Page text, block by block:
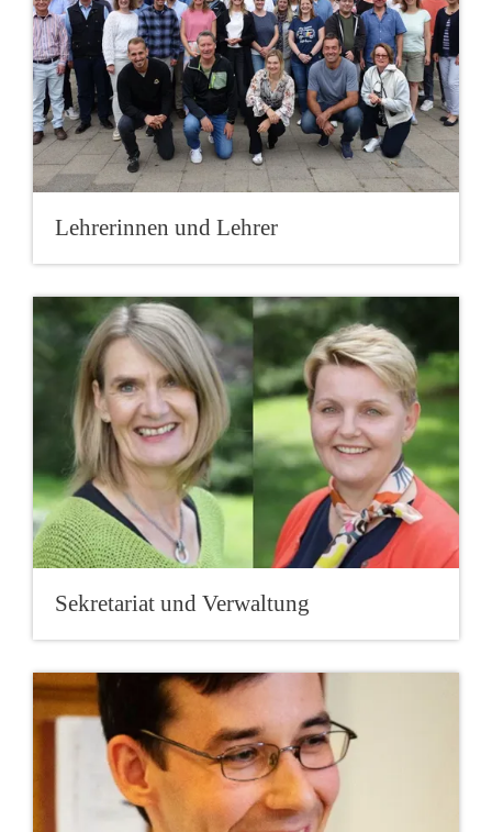
Lehrerinnen und Lehrer
Sekretariat und Verwaltung